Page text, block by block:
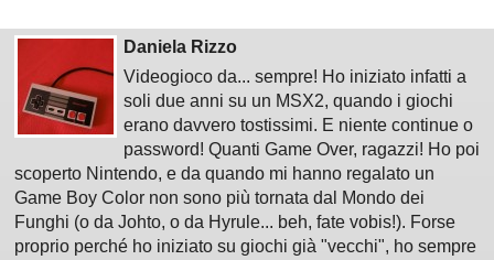
Daniela Rizzo
Videogioco da... sempre! Ho iniziato infatti a
soli due anni su un MSX2, quando i giochi
erano davvero tostissimi. E niente continue o
password! Quanti Game Over, ragazzi! Ho poi
scoperto Nintendo, e da quando mi hanno regalato un
Game Boy Color non sono più tornata dal Mondo dei
Funghi (o da Johto, o da Hyrule... beh, fate vobis!). Forse
proprio perché ho iniziato su giochi già "vecchi", ho sempre